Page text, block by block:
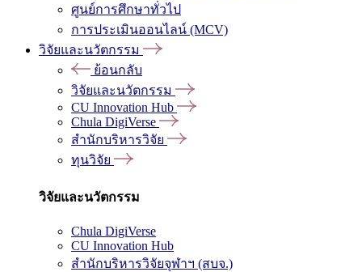
ศูนย์การศึกษาทั่วไป
การประเมินออนไลน์ (MCV)
วิจัยและนวัตกรรม
ย้อนกลับ
วิจัยและนวัตกรรม
CU Innovation Hub
Chula DigiVerse
สำนักบริหารวิจัย
ทุนวิจัย
วิจัยและนวัตกรรม
Chula DigiVerse
CU Innovation Hub
สำนักบริหารวิจัยจุฬาฯ (สบจ.)